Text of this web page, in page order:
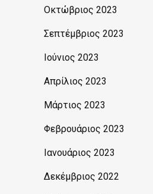
Οκτώβριος 2023
Σεπτέμβριος 2023
Ιούνιος 2023
Απρίλιος 2023
Μάρτιος 2023
Φεβρουάριος 2023
Ιανουάριος 2023
Δεκέμβριος 2022